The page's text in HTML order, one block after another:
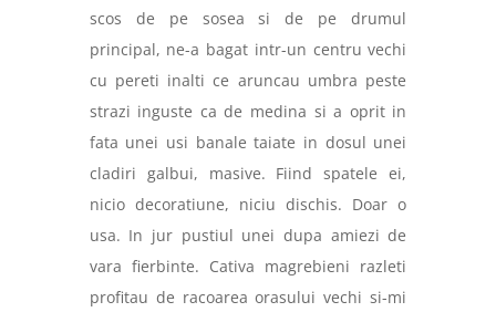
scos de pe sosea si de pe drumul
principal, ne-a bagat intr-un centru vechi
cu pereti inalti ce aruncau umbra peste
strazi inguste ca de medina si a oprit in
fata unei usi banale taiate in dosul unei
cladiri galbui, masive. Fiind spatele ei,
nicio decoratiune, niciu dischis. Doar o
usa. In jur pustiul unei dupa amiezi de
vara fierbinte. Cativa magrebieni razleti
profitau de racoarea orasului vechi si-mi